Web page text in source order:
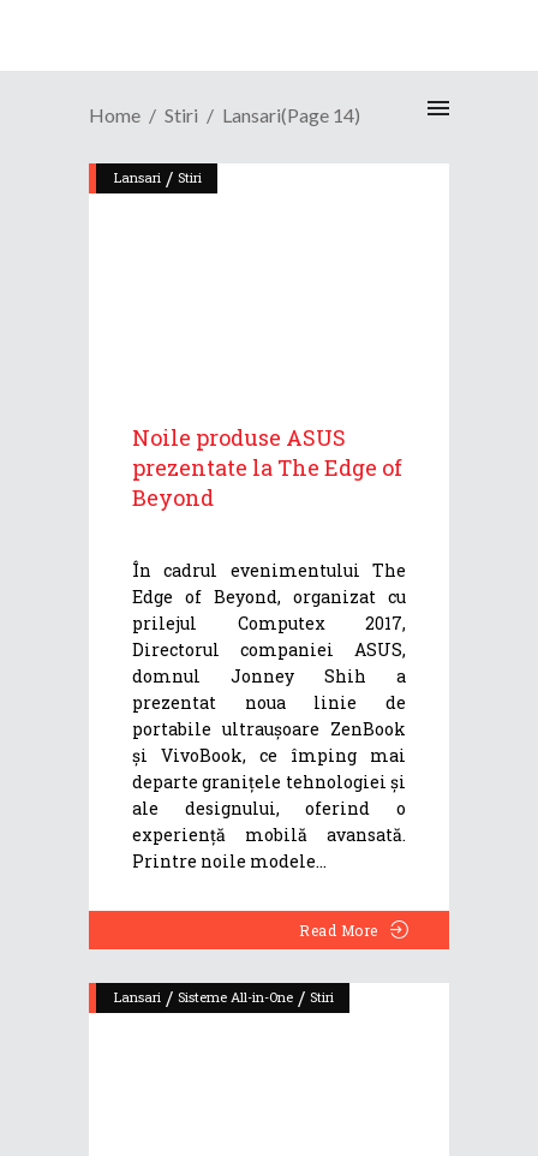
Home Stiri Lansari(Page 14)
Lansari / Stiri
Noile produse ASUS
prezentate la The Edge of
Beyond
În cadrul evenimentului The
Edge of Beyond, organizat cu
prilejul Computex 2017,
Directorul companiei ASUS,
domnul Jonney Shih a
prezentat noua linie de
portabile ultraușoare ZenBook
și VivoBook, ce împing mai
departe granițele tehnologiei și
ale designului, oferind o
experiență mobilă avansată.
Printre noile modele
Read More
Lansari / Sisteme All-in-One / Stiri